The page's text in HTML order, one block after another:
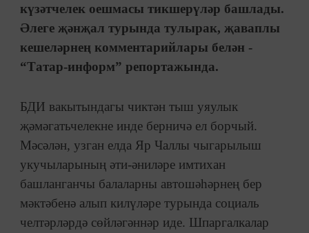
күзәтчелек оешмасы тикшерүләр башлады.
Әлеге җәнҗал турында тулырак, җаваплы
кешеләрнең комментарийлары белән -
“Татар-информ” репортажында.
БДИ вакытындагы чиктән тыш уяулык
җәмәгатьчелекне инде берничә ел борчый.
Мәсәлән, узган елда Яр Чаллы чыгарылыш
укучыларының әти-әниләре имтихан
башланганчы балаларны автошәһәрнең бер
мәктәбенә алып килүләре турында социаль
челтәрләрдә сөйләгәннәр иде. Шпаргалкалар